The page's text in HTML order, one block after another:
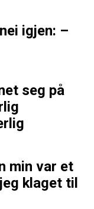
igjen: –
seg på
min var et
klaget til